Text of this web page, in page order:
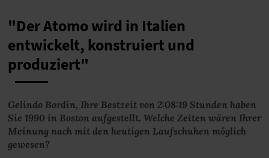
"Der Atomo wird in Italien
entwickelt, konstruiert und
produziert"
Gelindo Bordin, Ihre Bestzeit von 2:08:19 Stunden haben
Sie 1990 in Boston aufgestellt. Welche Zeiten wären Ihrer
Meinung nach mit den heutigen Laufschuhen möglich
gewesen?